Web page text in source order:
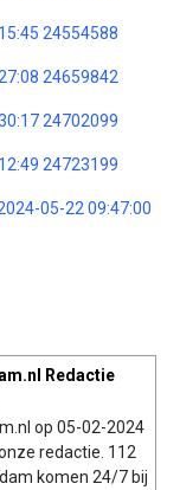
24554588
24659842
24702099
24723199
05-22 09:47:00
Redactie
op 05-02-2024
redactie. 112
komen 24/7 bij